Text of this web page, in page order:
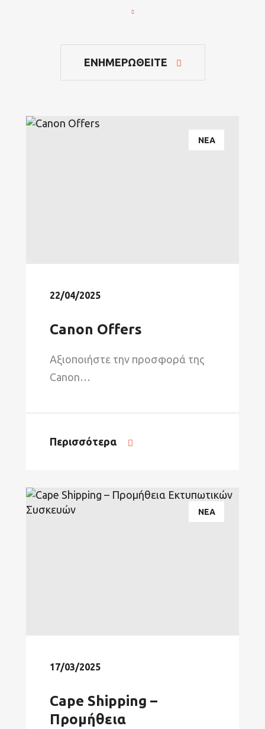
ΕΝΗΜΕΡΩΘΕΙΤΕ
ΝΕΑ
22/04/2025
Canon Offers
Αξιοποιήστε την προσφορά της
Canon…
Περισσότερα
ΝΕΑ
17/03/2025
Cape Shipping –
Προμήθεια